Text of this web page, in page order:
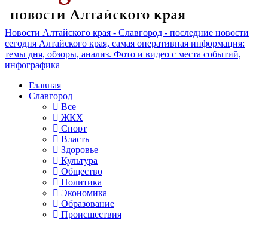
Новости Алтайского края - Славгород - последние новости
сегодня Алтайского края, самая оперативная информация:
темы дня, обзоры, анализ. Фото и видео с места событий,
инфографика
Главная
Славгород
Все
ЖКХ
Спорт
Власть
Здоровье
Культура
Общество
Политика
Экономика
Образование
Происшествия